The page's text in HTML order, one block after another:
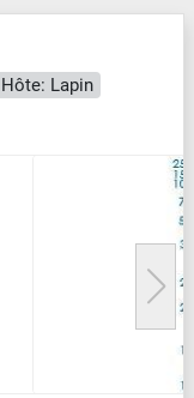
Hôte: Lapin